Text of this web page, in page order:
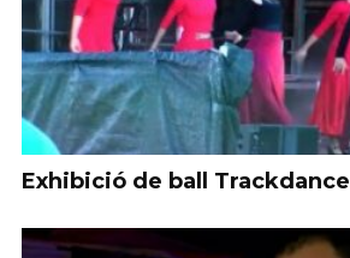
Exhibició de ball Trackdance